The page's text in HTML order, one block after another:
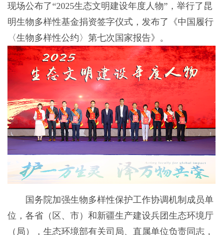
现场公布了“2025生态文明建设年度人物”，举行了昆
明生物多样性基金捐资签字仪式，发布了《中国履行
〈生物多样性公约〉第七次国家报告》。
国务院加强生物多样性保护工作协调机制成员单
位，各省（区、市）和新疆生产建设兵团生态环境厅
（局），生态环境部有关司局、直属单位负责同志，